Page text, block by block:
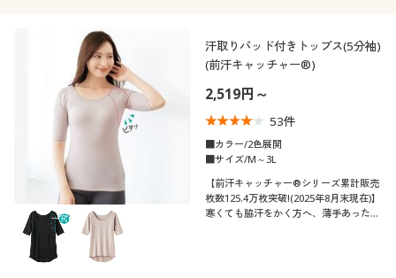
汗取りパッド付きトップス(5分袖)
(前汗キャッチャー®)
2,519円～
53件
■カラー/2色展開
■サイズ/M～3L
【前汗キャッチャー®シリーズ累計販売
枚数125.4万枚突破!(2025年8月末現在)】
寒くても脇汗をかく方へ、薄手あったか